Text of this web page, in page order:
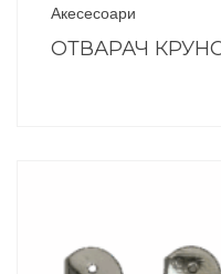
Акесесоари
ОТВАРАЧ